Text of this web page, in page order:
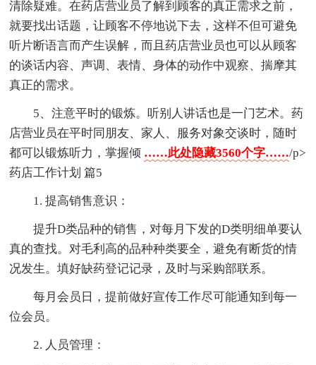
清除疑难。在药店营业员了解到顾客的真正需求之前，
就要找出话题，让顾客不停地说下去，这样不但可避免
听片断语言而产生误解，而且药店营业员也可以从顾客
的谈话内容、声调、表情、身体的动作中观察、揣摩其
真正的需求。
5、注意平时的锻炼。听别人讲话也是一门艺术。药
店营业员在平时同朋友、家人、服务对象交谈时，随时
都可以锻炼听力，掌握倾 ……此处隐藏3560个字……/p>
药店工作计划 篇5
1. 提高销售意识：
提升D类品种的销售，对每月下发的D类明细单要认
真的查找。对毛利高的品种种类要全，避免有断货的情
况发生。填好缺药登记记录，及时与采购部联系。
每月会员日，提前做好宣传工作尽可能通知到每一
位会员。
2. 人员管理：